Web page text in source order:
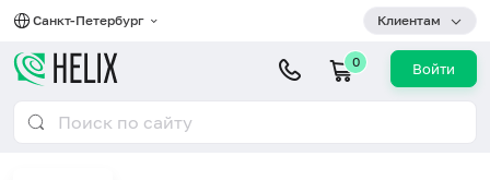
Санкт-Петербург Клиентам
0 Войти